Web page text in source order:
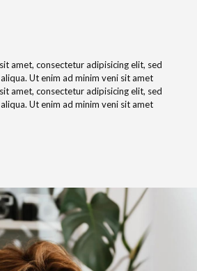
amet, consectetur adipisicing elit, sed
Ut enim ad minim veni sit amet
amet, consectetur adipisicing elit, sed
Ut enim ad minim veni sit amet